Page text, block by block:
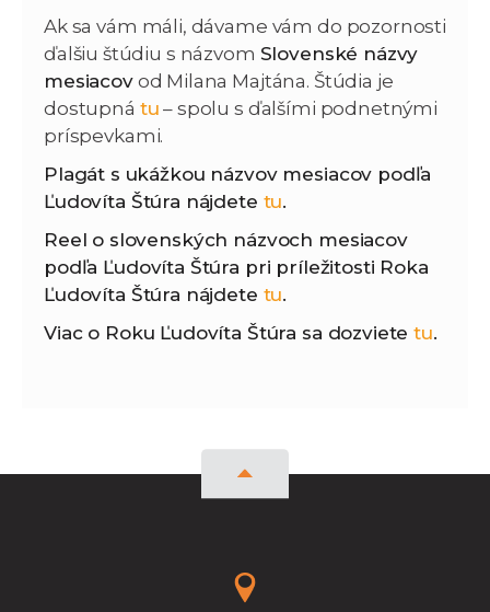
Ak sa vám máli, dávame vám do pozornosti
ďalšiu štúdiu s názvom Slovenské názvy
mesiacovod Milana Majtána. Štúdia je
dostupná tu – spolu s ďalšími podnetnými
príspevkami.
Plagát s ukážkou názvov mesiacov podľa
Ľudovíta Štúra nájdete tu.
Reel o slovenských názvoch mesiacov
podľa Ľudovíta Štúra pri príležitosti Roka
Ľudovíta Štúra nájdete tu.
Viac o Roku Ľudovíta Štúra sa dozvietetu.